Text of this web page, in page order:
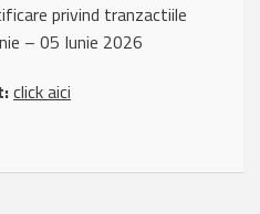
privind tranzactiile
– 05 Iunie 2026
click aici